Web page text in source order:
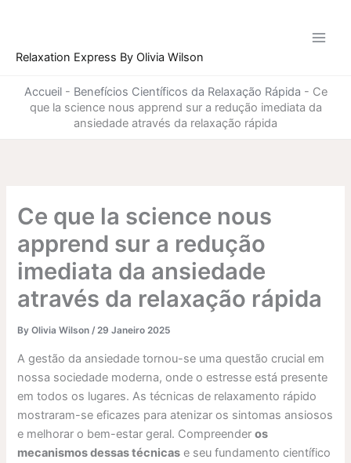
Relaxation Express By Olivia Wilson
Accueil- Benefícios Científicos da Relaxação Rápida - Ce
que la science nous apprend sur a redução imediata da
ansiedade através da relaxação rápida
Ce que la science nous
apprend sur a redução
imediata da ansiedade
através da relaxação rápida
ByOlivia Wilson/29 Janeiro 2025
A gestão da ansiedade tornou-se uma questão crucial em
nossa sociedade moderna, onde o estresse está presente
em todos os lugares. As técnicas de relaxamento rápido
mostraram-se eficazes para atenizar os sintomas ansiosos
e melhorar o bem-estar geral. Compreenderos
mecanismos dessas técnicas e seu fundamento científico